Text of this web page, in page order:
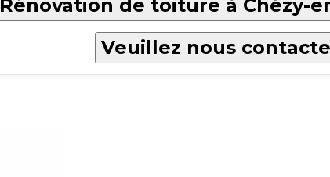
Rénovation de toiture à Chézy-
Veuillez nous